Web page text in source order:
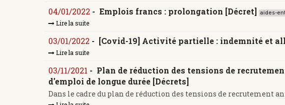
04/01/2022 - Emplois francs : prolongation [Décret] aides-
Lire la suite
03/01/2022 - [Covid-19] Activité partielle : indemnité et
Lire la suite
03/11/2021 - Plan de réduction des tensions de
d'emploi de longue durée [Décrets]
Dans le cadre du plan de réduction des tensions de recrutement